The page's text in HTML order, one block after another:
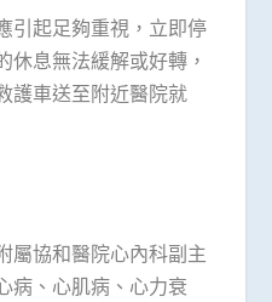
引起足夠重視，立即停
休息無法緩解或好轉，
護車送至附近醫院就
屬協和醫院心內科副主
病、心肌病、心力衰